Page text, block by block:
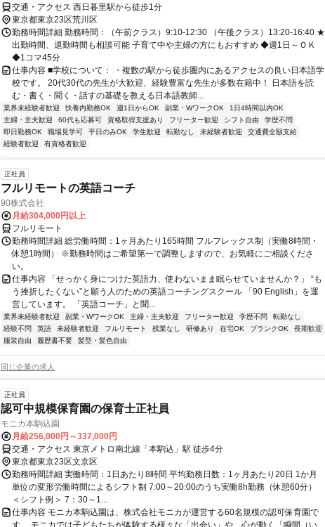
交通・アクセス 西日暮里駅から徒歩1分
東京都東京23区荒川区
勤務時間詳細 勤務時間：（午前クラス）9:10-12:30 （午後クラス）13:20-16:40 ★
出勤時間、退勤時間も相談可能 子育て中や主婦の方にもおすすめ ◆週1日～ＯＫ
◆1コマ45分
仕事内容 ■学校について： ・複数の駅から徒歩圏内にあるアクセスの良い日本語学
校です。 20代30代の先生が大歓迎、経験豊富な先生が多数在籍中！ 日本語を読
む・書く・聞く・話すの基礎を教える日本語教師...
業界未経験者歓迎 扶養内勤務OK 週1日からOK 副業・WワークOK
1日4時間以内OK
主婦・主夫歓迎
60代も応募可 資格取得支援あり フリーター歓迎 シフト自由
学歴不問
即日勤務OK
職場見学可 平日のみOK 学生歓迎 転勤なし 未経験者歓迎
交通費全額支給
経験者歓迎
有資格者歓迎
正社員
フルリモートの英語コーチ
90株式会社
月給304,000円以上
フルリモート
勤務時間詳細 総労働時間：1ヶ月あたり165時間 フルフレックス制（実働8時間・
休憩1時間） ※勤務時間はご希望第一で調整しますので、お気軽にご相談くださ
い。
仕事内容 「せっかく身につけた英語力、使わないまま眠らせていませんか？」 “も
う挫折したくない”と願う人のための英語コーチングスクール 「90 English」を運
営しています。 「英語コーチ」と聞...
業界未経験者歓迎 副業・WワークOK 主婦・主夫歓迎 フリーター歓迎 学歴不問
転勤なし
経験不問
英語 未経験者歓迎 フルリモート 残業なし 研修あり 在宅OK ブランクOK
長期歓迎
服装自由
履歴書不要 髪型・髪色自由
同じ企業の求人
正社員
認可中規模保育園の保育士正社員
モニカ本駒込園
月給256,000円～337,000円
交通・アクセス 東京メトロ南北線「本駒込」駅 徒歩4分
東京都東京23区文京区
勤務時間詳細 実働時間：1日あたり8時間 平均勤務日数：1ヶ月あたり20日 1か月
単位の変形労働時間によるシフト制 7:00～20:00のうち実働8h勤務（休憩60分）
＜シフト例＞ 7：30～1...
仕事内容 モニカ本駒込園は、株式会社モニカが運営する60名規模の認可保育園で
す。 モニカでは子どもたちが体験する様々な「出会い」や、心が動く「瞬間（い